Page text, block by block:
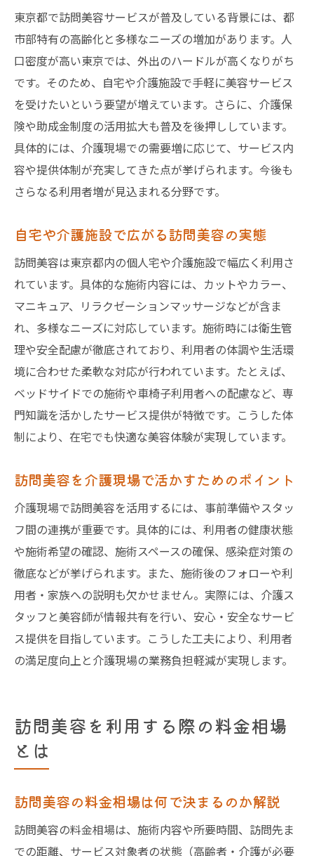
訪問美容と助成金の最新情報をチェック
出張美容師による施術の流れと注意点
訪問美容の予約から施術までの基本的な流
れ
出張美容師が訪問時に確認する重要事項
訪問美容でよくあるトラブルと予防策
施術当日の訪問美容で気を付けること
安心して任せられる訪問美容師の選び方
介護が必要な方のための訪問美容選び方
介護状態に合った訪問美容サービスの選定
法
訪問美容師の経験や対応力を見極めるコツ
訪問美容の口コミや評判を活かす方法
介護者目線で考える訪問美容の選び方
サービス内容と料金を比較する際の注意点
訪問美容で大切にしたい信頼性と対応範囲
東京都で快適な訪問美容を叶えるコツ
東京都で訪問美容を賢く利用するための秘
快適な訪問美容のための事前チェックリス
ト
訪問美容の予約や問い合わせ時のポイント
東京都内で理想の訪問美容師に出会う方法
訪問美容利用後の満足度を高めるアフター
ケア
東京都で訪問美容サービスが普及している背景には、都
市部特有の高齢化と多様なニーズの増加があります。人
口密度が高い東京では、外出のハードルが高くなりがち
です。そのため、自宅や介護施設で手軽に美容サービス
を受けたいという要望が増えています。さらに、介護保
険や助成金制度の活用拡大も普及を後押ししています。
具体的には、介護現場での需要増に応じて、サービス内
容や提供体制が充実してきた点が挙げられます。今後も
さらなる利用者増が見込まれる分野です。
自宅や介護施設で広がる訪問美容の実態
訪問美容は東京都内の個人宅や介護施設で幅広く利用さ
れています。具体的な施術内容には、カットやカラー、
マニキュア、リラクゼーションマッサージなどが含ま
れ、多様なニーズに対応しています。施術時には衛生管
理や安全配慮が徹底されており、利用者の体調や生活環
境に合わせた柔軟な対応が行われています。たとえば、
ベッドサイドでの施術や車椅子利用者への配慮など、専
門知識を活かしたサービス提供が特徴です。こうした体
制により、在宅でも快適な美容体験が実現しています。
訪問美容を介護現場で活かすためのポイント
介護現場で訪問美容を活用するには、事前準備やスタッ
フ間の連携が重要です。具体的には、利用者の健康状態
や施術希望の確認、施術スペースの確保、感染症対策の
徹底などが挙げられます。また、施術後のフォローや利
用者・家族への説明も欠かせません。実際には、介護ス
タッフと美容師が情報共有を行い、安心・安全なサービ
ス提供を目指しています。こうした工夫により、利用者
の満足度向上と介護現場の業務負担軽減が実現します。
訪問美容を利用する際の料金相場
とは
訪問美容の料金相場は何で決まるのか解説
訪問美容の料金相場は、施術内容や所要時間、訪問先ま
での距離、サービス対象者の状態（高齢者・介護が必要